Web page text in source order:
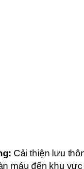
Cải thiện lưu
máu đến khu